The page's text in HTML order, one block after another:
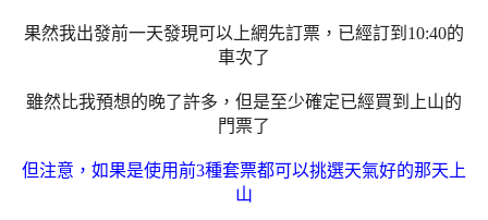
果然我出發前一天發現可以上網先訂票，已經訂到10:40的
車次了
雖然比我預想的晚了許多，但是至少確定已經買到上山的
門票了
但注意，如果是使用前3種套票都可以挑選天氣好的那天上
山